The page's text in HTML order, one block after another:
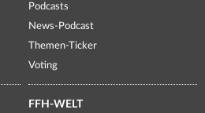
Podcasts
News-Podcast
Themen-Ticker
Voting
FFH-WELT